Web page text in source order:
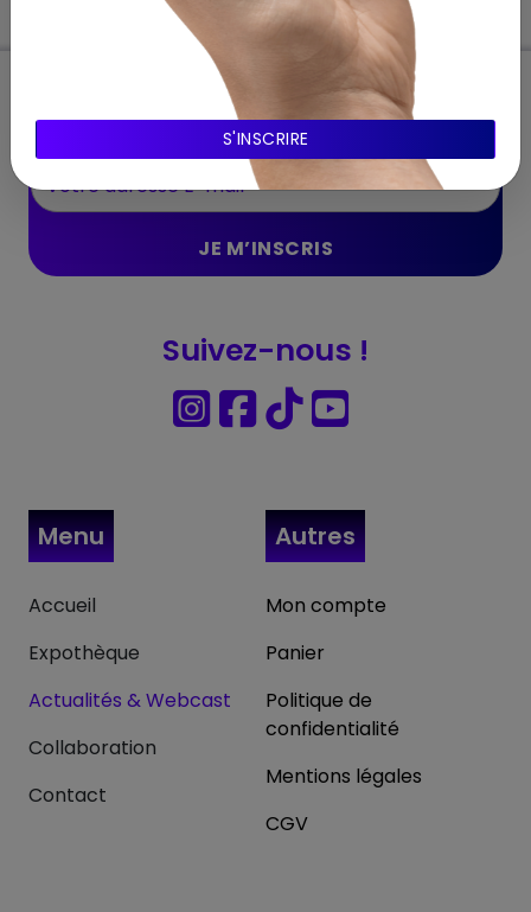
Abonnnez-vous à notre Newsletter
Suivez-nous !
Menu
Accueil
Expothèque
Actualités & Webcast
Collaboration
Contact
Autres
Mon compte
Panier
Politique de
confidentialité
Mentions légales
CGV